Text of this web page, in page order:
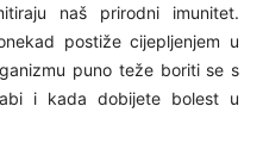
naš prirodni imunitet.
postiže cijepljenjem u
puno teže boriti se s
i kada dobijete bolest u